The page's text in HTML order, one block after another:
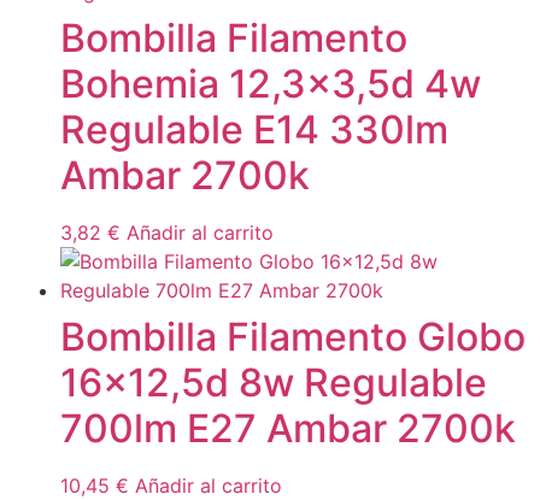
Bombilla Filamento
Bohemia 12,3×3,5d 4w
Regulable E14 330lm
Ambar 2700k
3,82 € Añadir al carrito
Bombilla Filamento Globo
16×12,5d 8w Regulable
700lm E27 Ambar 2700k
10,45 € Añadir al carrito